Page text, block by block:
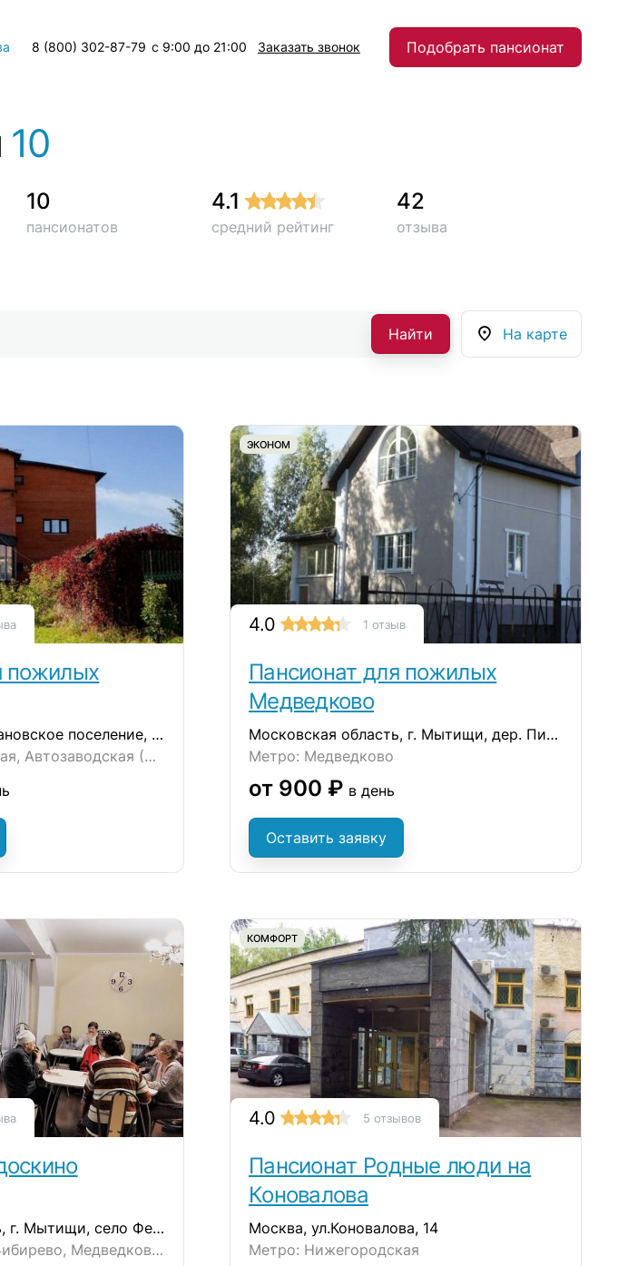
8 (800) 302-87-79 с 9:00 до 21:00 Заказать звонок Подобрать пансионат
10
10
пансионатов
4.1
средний рейтинг
42
отзыва
Найти На карте
пожилых
г. Москва, мкрн. Рязановское поселение, ул. Восточная, д. 6
Метро: Автозаводская, Автозаводская (МЦК), Бульвар Дмитрия Донского
ЭКОНОМ
4.0 1 отзыв
Пансионат для пожилых
Медведково
Московская область, г. Мытищи, дер. Пирогово
Метро: Медведково
от 900 ₽ в день
Оставить заявку
Московская область, г. Мытищи, село Федоскино
Метро: Алтуфьево, Бибирево, Медведково, Ховрино, Отрадное
КОМФОРТ
4.0 5 отзывов
Пансионат Родные люди на
Коновалова
Москва, ул.Коновалова, 14
Метро: Нижегородская